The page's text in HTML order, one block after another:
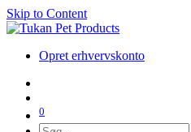
Skip to Content
Opret erhvervskonto
0